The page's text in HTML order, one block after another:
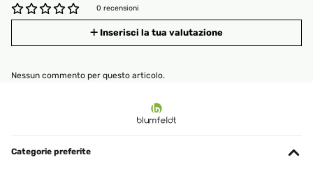
0 recensioni
Inserisci la tua valutazione
Nessun commento per questo articolo.
Categorie preferite